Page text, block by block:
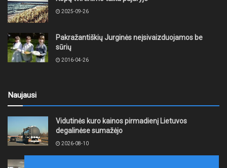
2025-09-26
Pakražantiškių Jurginės neįsivaizduojamos be
sūrių
2016-04-26
Naujausi
Vidutinės kuro kainos pirmadienį Lietuvos
degalinėse sumažėjo
2026-08-10